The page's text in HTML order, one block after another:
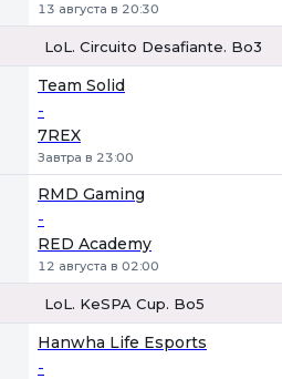
13 августа в 20:30
LoL. Circuito Desafiante. Bo3
Team Solid
-
7REX
Завтра в 23:00
RMD Gaming
-
RED Academy
12 августа в 02:00
LoL. KeSPA Cup. Bo5
Hanwha Life Esports
-